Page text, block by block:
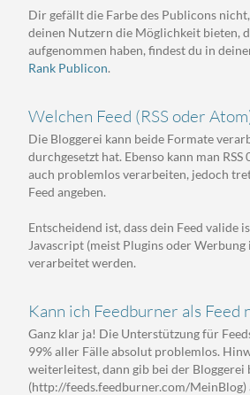
Dir gefällt die Farbe des Publicons
deinen Nutzern die Möglichkeit bieten,
aufgenommen haben, findest du in
Rank Publicon.
Welchen Feed (RSS oder
Die Bloggerei kann beide Formate
durchgesetzt hat. Ebenso kann man
auch problemlos verarbeiten, jedoch
Feed angeben.
Entscheidend ist, dass dein Feed valide
Javascript (meist Plugins oder
verarbeitet werden.
Kann ich Feedburner als Feed
Ganz klar ja! Die Unterstützung für
99% aller Fälle absolut problemlos.
weiterleitest, dann gib bei der
(http://feeds.feedburner.com/